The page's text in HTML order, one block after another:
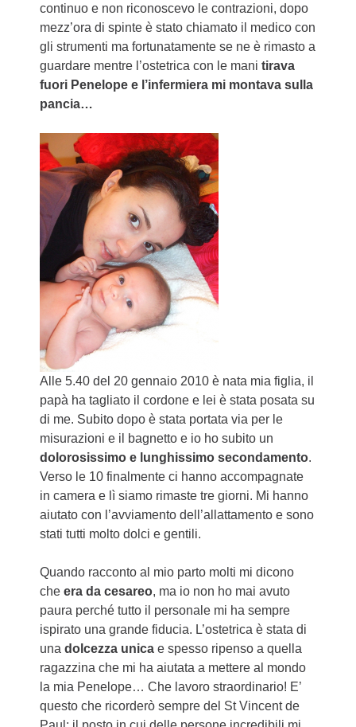
continuo e non riconoscevo le contrazioni, dopo
mezz’ora di spinte è stato chiamato il medico con
gli strumenti ma fortunatamente se ne è rimasto a
guardare mentre l’ostetrica con le manitirava
fuori Penelope e l’infermiera mi montava sulla
pancia…
Alle 5.40 del 20 gennaio 2010 è nata mia figlia, il
papà ha tagliato il cordone e lei è stata posata su
di me. Subito dopo è stata portata via per le
misurazioni e il bagnetto e io ho subito un
dolorosissimo e lunghissimo secondamento.
Verso le 10 finalmente ci hanno accompagnate
in camera e lì siamo rimaste tre giorni. Mi hanno
aiutato con l’avviamento dell’allattamento e sono
stati tutti molto dolci e gentili.
Quando racconto al mio parto molti mi dicono
cheera da cesareo, ma io non ho mai avuto
paura perché tutto il personale mi ha sempre
ispirato una grande fiducia. L’ostetrica è stata di
unadolcezza unica e spesso ripenso a quella
ragazzina che mi ha aiutata a mettere al mondo
la mia Penelope… Che lavoro straordinario! E’
questo che ricorderò sempre del St Vincent de